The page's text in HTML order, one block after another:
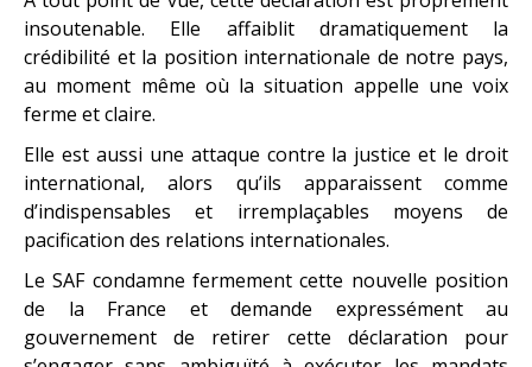
insoutenable. Elle affaiblit dramatiquement la
crédibilité et la position internationale de notre pays,
au moment même où la situation appelle une voix
ferme et claire.
Elle est aussi une attaque contre la justice et le droit
international, alors qu’ils apparaissent comme
d’indispensables et irremplaçables moyens de
pacification des relations internationales.
Le SAF condamne fermement cette nouvelle position
de la France et demande expressément au
gouvernement de retirer cette déclaration pour